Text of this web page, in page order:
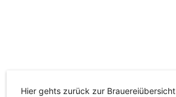
Hier gehts zurück zur Brauereiübersicht